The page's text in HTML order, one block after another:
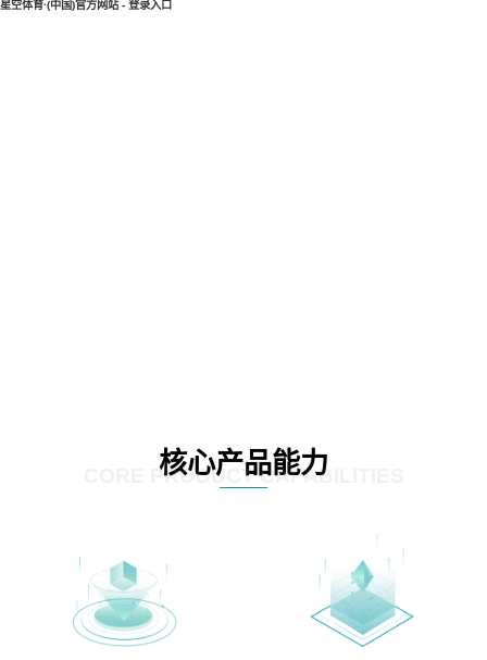
星空体育·(中国)官方网站 - 登录入口
核心产品能力
CORE PRODUCT CAPABILITIES